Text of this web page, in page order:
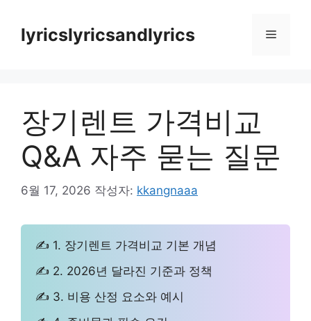
lyricslyricsandlyrics 메
장기렌트 가격비교
Q&A 자주 묻는 질문
6월 17, 2026 작성자: kkangnaaa
✍ 1. 장기렌트 가격비교 기본 개념
✍ 2. 2026년 달라진 기준과 정책
✍ 3. 비용 산정 요소와 예시